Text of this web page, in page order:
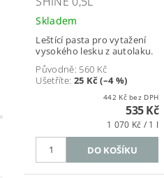
Skladem
Leštící pasta pro vytažení
vysokého lesku z autolaku.
Původně: 560 Kč
Ušetříte: 25 Kč (–4 %)
442 Kč bez DPH
535 Kč
1 070 Kč / 1 l